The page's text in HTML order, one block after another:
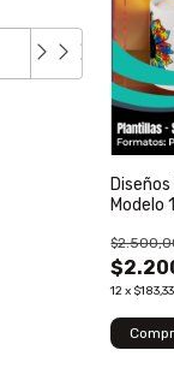
Modelo 1
12x $183,33